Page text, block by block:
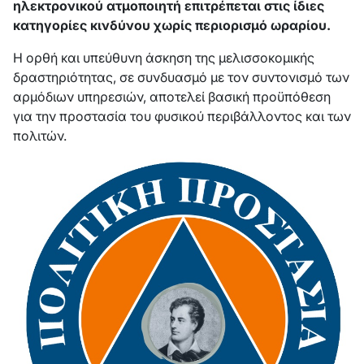
ηλεκτρονικού ατμοποιητή επιτρέπεται στις ίδιες
κατηγορίες κινδύνου χωρίς περιορισμό ωραρίου.
Η ορθή και υπεύθυνη άσκηση της μελισσοκομικής
δραστηριότητας, σε συνδυασμό με τον συντονισμό των
αρμόδιων υπηρεσιών, αποτελεί βασική προϋπόθεση
για την προστασία του φυσικού περιβάλλοντος και των
πολιτών.